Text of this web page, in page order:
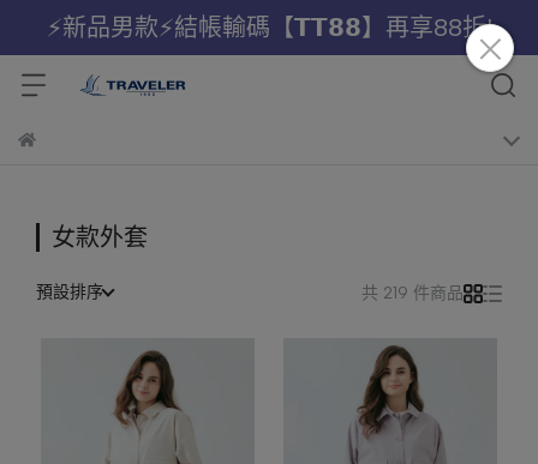
⚡新品男款⚡結帳輸碼【𝗧𝗧𝟴𝟴】再享88折!
女款外套
預設排序 共 219 件商品